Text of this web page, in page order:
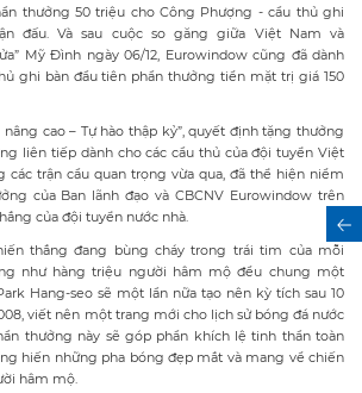
thưởng 50 triệu cho Công Phượng - cầu thủ ghi
đấu. Và sau cuộc so găng giữa Việt Nam và
Mỹ Đình ngày 06/12, Eurowindow cũng đã dành
ghi bàn đầu tiên phần thưởng tiền mặt trị giá 150
cao – Tự hào thập kỷ”, quyết định tặng thưởng
liên tiếp dành cho các cầu thủ của đội tuyển Việt
các trận cầu quan trọng vừa qua, đã thể hiện niềm
của Ban lãnh đạo và CBCNV Eurowindow trên
của đội tuyển nước nhà.
thắng đang bùng cháy trong trái tim của mỗi
như hàng triệu người hâm mộ đều chung một
Hang-seo sẽ một lần nữa tạo nên kỳ tích sau 10
viết nên một trang mới cho lịch sử bóng đá nước
thưởng này sẽ góp phần khích lệ tinh thần toàn
hiến những pha bóng đẹp mắt và mang về chiến
hâm mộ.